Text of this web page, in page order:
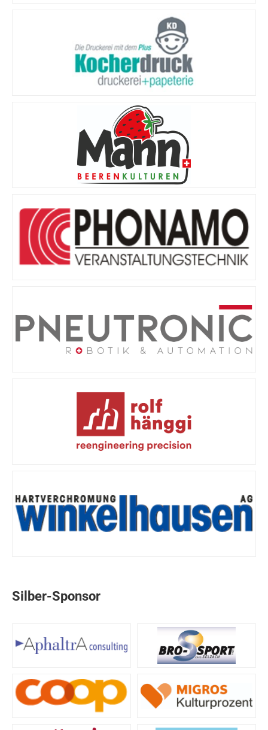
Silber-Sponsor